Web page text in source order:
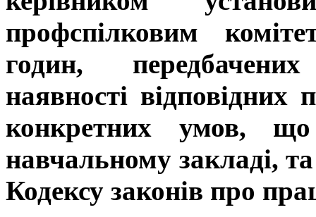
профспілковим
годин,
наявності відповідних
конкретних умов, що
навчальному закладі,
Кодексу законів про